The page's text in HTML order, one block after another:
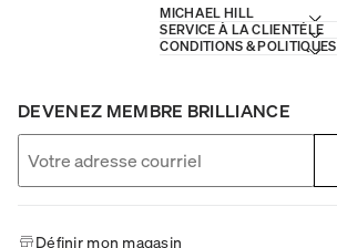
MICHAEL HILL
SERVICE À LA CLIENTÈLE
CONDITIONS & POLITIQUES
DEVENEZ MEMBRE BRILLIANCE
Définir mon magasin